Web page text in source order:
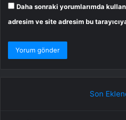
Daha sonraki yorumlarımda
adresim ve site adresim bu
Son